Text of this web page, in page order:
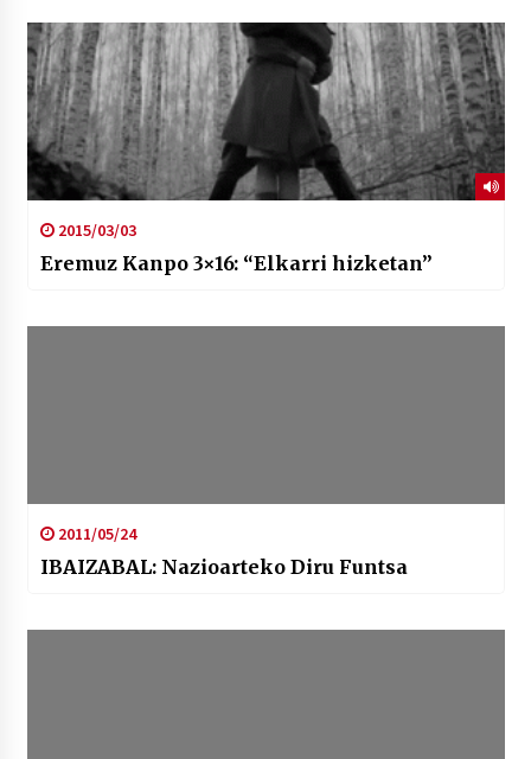
2015/03/03
Eremuz Kanpo 3×16: “Elkarri hizketan”
2011/05/24
IBAIZABAL: Nazioarteko Diru Funtsa